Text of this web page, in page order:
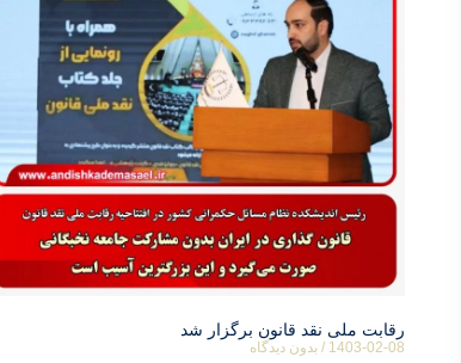
رقابت ملی نقد قانون برگزار شد
1403-02-08 بدون دیدگاه